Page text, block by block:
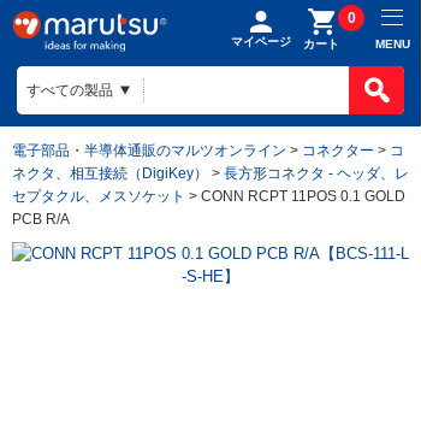
マイページ カート
0
MENU
電子部品・半導体通販のマルツオンライン > コネクター > コ
ネクタ、相互接続（DigiKey）
> 長方形コネクタ - ヘッダ、レ
セプタクル、メスソケット > CONN RCPT 11POS 0.1 GOLD
PCB R/A